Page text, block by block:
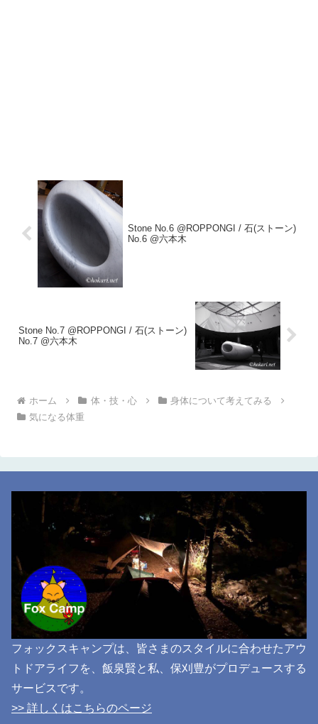
Stone No.6 @ROPPONGI / 石(ストーン)
No.6 @六本木
Stone No.7 @ROPPONGI / 石(ストーン)
No.7 @六本木
ホーム 体・技・心
身体について考えてみる
気になる体重
フォックスキャンプは、皆さまのスタイルに合わせたアウ
トドアライフを、飯泉賢と私、保刈豊がプロデュースする
サービスです。
>> 詳しくはこちらのページ